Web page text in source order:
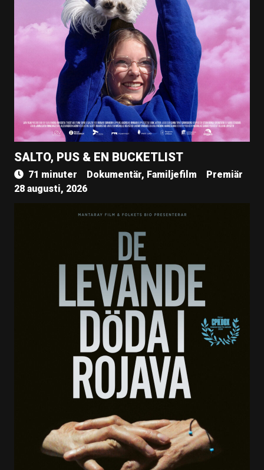
SALTO, PUS & EN BUCKETLIST
71 minuter Dokumentär, Familjefilm
Premiär
28 augusti, 2026